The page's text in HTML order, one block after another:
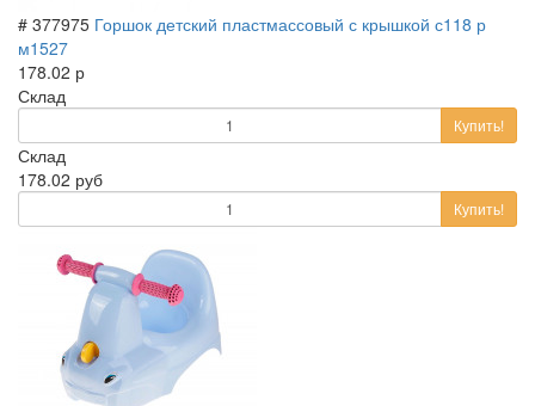
# 377975 Горшок детский пластмассовый с крышкой с118 р
м1527
178.02 р
Склад
Купить!
Склад
178.02 руб
Купить!